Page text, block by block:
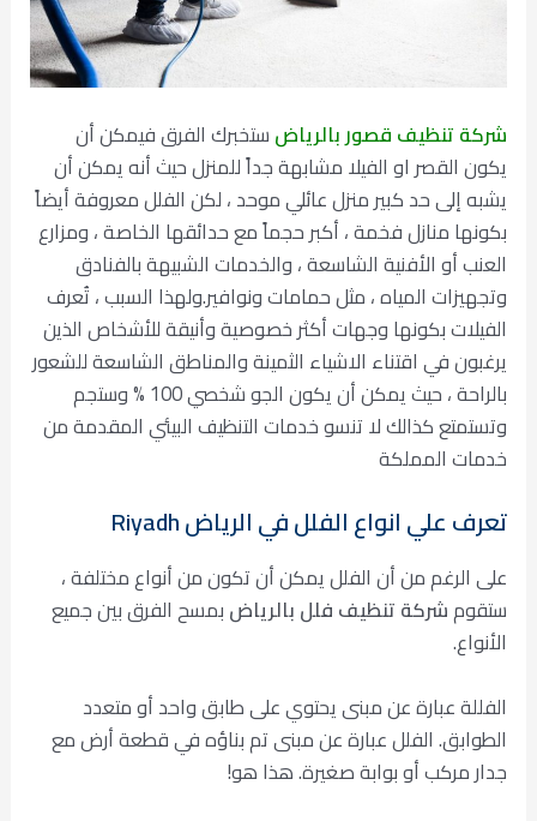
شركة تنظيف قصور بالرياض ستخبرك الفرق فيمكن أن
يكون القصر او الفيلا مشابهة جداً للمنزل حيث أنه يمكن أن
يشبه إلى حد كبير منزل عائلي موحد ، لكن الفلل معروفة أيضاً
بكونها منازل فخمة ، أكبر حجماً مع حدائقها الخاصة ، ومزارع
العنب أو الأفنية الشاسعة ، والخدمات الشبيهة بالفنادق
وتجهيزات المياه ، مثل حمامات ونوافير.ولهذا السبب ، تُعرف
الفيلات بكونها وجهات أكثر خصوصية وأنيقة للأشخاص الذين
يرغبون في اقتناء الاشياء الثمينة والمناطق الشاسعة للشعور
بالراحة ، حيث يمكن أن يكون الجو شخصي 100 % وستجم
وتستمتع كذالك لا تنسو خدمات التنظيف البيئي المقدمة من
خدمات المملكة
تعرف علي انواع الفلل في الرياض Riyadh
على الرغم من أن الفلل يمكن أن تكون من أنواع مختلفة ،
ستقومشركة تنظيف فلل بالرياض بمسح الفرق بين جميع
الأنواع.
الفللة عبارة عن مبنى يحتوي على طابق واحد أو متعدد
الطوابق. الفلل عبارة عن مبنى تم بناؤه في قطعة أرض مع
جدار مركب أو بوابة صغيرة. هذا هو!